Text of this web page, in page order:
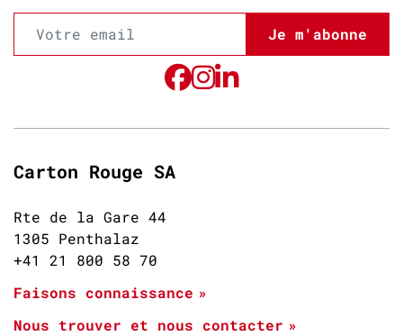
Je m'abonne
Carton Rouge SA
Rte de la Gare 44
1305 Penthalaz
+41 21 800 58 70
Faisons connaissance
Nous trouver et nous contacter